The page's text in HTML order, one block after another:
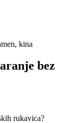
kina
bez
rukavica?